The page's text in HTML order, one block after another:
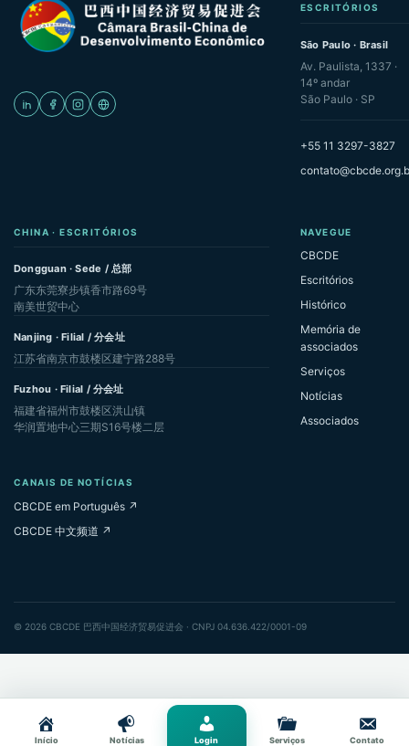
Início Notícias Login Serviços Contato
ESCRITÓRIOS
São Paulo · Brasil
Av. Paulista, 1337 ·
14º andar
São Paulo · SP
+55 11 3297-3827
CHINA · ESCRITÓRIOS
Dongguan · Sede / 总部
广东东莞寮步镇香市路69号
南美世贸中心
Nanjing · Filial / 分会址
江苏省南京市鼓楼区建宁路288号
Fuzhou · Filial / 分会址
福建省福州市鼓楼区洪山镇
华润置地中心三期S16号楼二层
NAVEGUE
CBCDE
Escritórios
Histórico
Memória de
associados
Serviços
Notícias
Associados
CANAIS DE NOTÍCIAS
CBCDE em Português ↗
CBCDE 中文频道 ↗
© 2026 CBCDE 巴西中国经济贸易促进会 · CNPJ 04.636.422/0001-09